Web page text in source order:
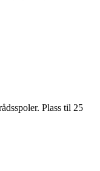
Plass til 25